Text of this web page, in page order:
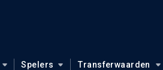
Spelers Transferwaarden